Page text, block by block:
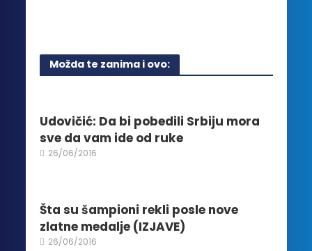
više
varijanti.
biti
izabrane
na
Možda te zanima i ovo:
Udovičić: Da bi pobedili Srbiju mora
sve da vam ide od ruke
26/06/2016
Šta su šampioni rekli posle nove
zlatne medalje (IZJAVE)
26/06/2016